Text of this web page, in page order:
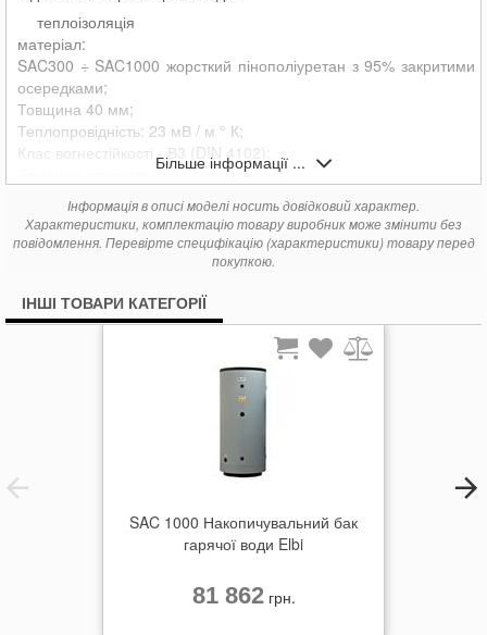
теплоізоляція
матеріал:
SAC300 ÷ SAC1000 жорсткий пінополіуретан з 95% закритими
осередками;
Товщина 40 мм;
Теплопровідність: 23 мВ / м ° К;
Клас вогнестійкості - В3 (DIN 4102);
Зовнішнє покриття: сірий полістирол
SAC1500 ÷ SAC5000 сітчастий гнучкий пінополіуретан;
Товщина 50 мм;
Теплопровідність: 39 мВ / м ° К;
Клас вогнестійкості - В3 (DIN 4102);
Більше інформації ...
Інформація в описі моделі носить довідковий характер.
Характеристики, комплектацію товару виробник може змінити без
повідомлення. Перевірте специфікацію (характеристики) товару перед
покупкою.
ІНШІ ТОВАРИ КАТЕГОРІЇ
SAC 1000 Накопичувальний бак
гарячої води Elbi
81 862грн.